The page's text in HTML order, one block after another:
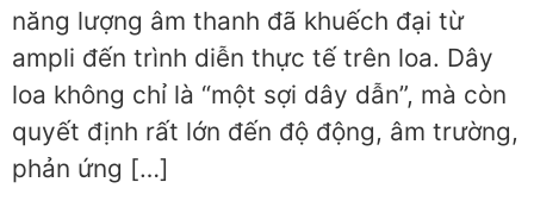
năng lượng âm thanh đã khuếch đại từ
ampli đến trình diễn thực tế trên loa. Dây
loa không chỉ là “một sợi dây dẫn”, mà còn
quyết định rất lớn đến độ động, âm trường,
phản ứng […]